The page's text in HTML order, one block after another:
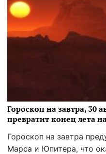
Гороскоп на завтра, 30
превратит конец лета
Гороскоп на завтра
Марса и Юпитера, что